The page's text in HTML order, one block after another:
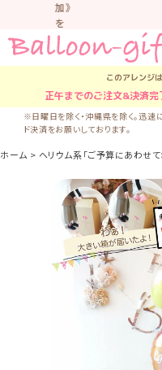
加》
を
お
す
す
し
て
い
す。
な
な
このアレンジは
正午までのご注文&決済完
※日曜日を除く・沖縄県を除く。迅速
ド決済をお願いしております。
ホーム ヘリウム系「ご予算にあわせて